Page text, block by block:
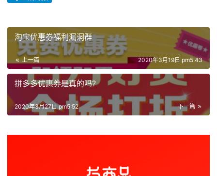
淘宝优惠劵福利漏洞群
上一篇 2020年3月19日 pm5:43
拼多多优惠券是真的吗?
下一篇
2020年3月27日 pm5:52